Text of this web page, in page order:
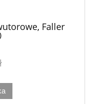
Faller